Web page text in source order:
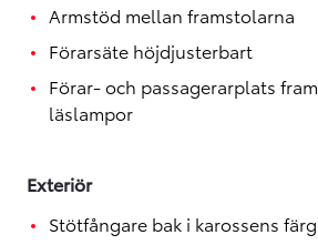
Armstöd mellan framstolarna
Förarsäte höjdjusterbart
Förar- och passagerarplats
läslampor
Exteriör
Stötfångare bak i karossens färg